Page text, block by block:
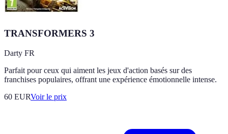
TRANSFORMERS 3
Darty FR
Parfait pour ceux qui aiment les jeux d'action basés sur des
franchises populaires, offrant une expérience émotionnelle intense.
60 EURVoir le prix